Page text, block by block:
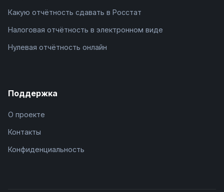
Какую отчётность сдавать в Росстат
Налоговая отчётность в электронном виде
Нулевая отчётность онлайн
Поддержка
О проекте
Контакты
Конфиденциальность